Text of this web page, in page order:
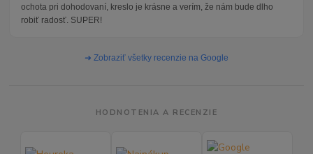
ochota pri dohodovaní, kreslo je krásne a verím, že nám bude dlho
robiť radosť. SUPER!
➜ Zobraziť všetky recenzie na Google
HODNOTENIA A RECENZIE